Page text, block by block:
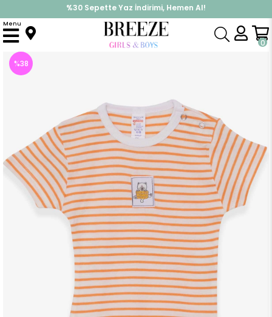
%30 Sepette Yaz İndirimi, Hemen Al!
İndirimlere ek %10 İndirimi Kap, Hemen Üye Ol!
0
Menu
Anasayfa Pijama & İç Giyim KIZ Zıbın
%38